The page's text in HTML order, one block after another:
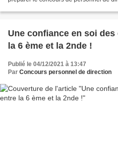
Une confiance en soi
la 6 ème et la 2nde !
Publié le 04/12/2021 à 13:47
Par Concours personnel de direction